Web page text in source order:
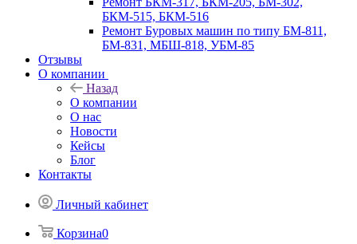
БКМ-515, БКМ-516
Ремонт Буровых машин по типу БМ-811,
БМ-831, МБШ-818, УБМ-85
Отзывы
О компании
Назад
О компании
О нас
Новости
Кейсы
Блог
Контакты
Личный кабинет
Корзина0